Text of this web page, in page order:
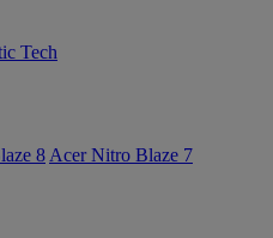
Tech
8 Acer Nitro Blaze 7